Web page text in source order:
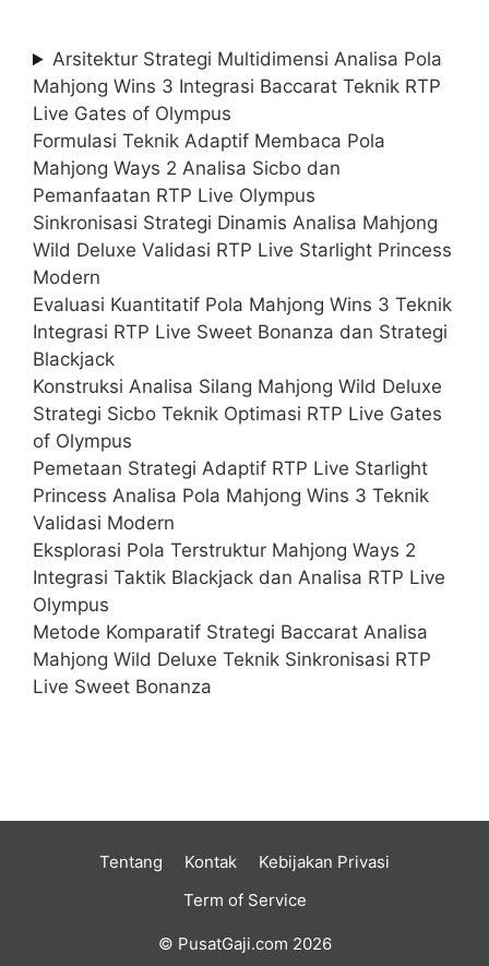
Arsitektur Strategi Multidimensi Analisa Pola
Mahjong Wins 3 Integrasi Baccarat Teknik RTP
Live Gates of Olympus
Formulasi Teknik Adaptif Membaca Pola
Mahjong Ways 2 Analisa Sicbo dan
Pemanfaatan RTP Live Olympus
Sinkronisasi Strategi Dinamis Analisa Mahjong
Wild Deluxe Validasi RTP Live Starlight Princess
Modern
Evaluasi Kuantitatif Pola Mahjong Wins 3 Teknik
Integrasi RTP Live Sweet Bonanza dan Strategi
Blackjack
Konstruksi Analisa Silang Mahjong Wild Deluxe
Strategi Sicbo Teknik Optimasi RTP Live Gates
of Olympus
Pemetaan Strategi Adaptif RTP Live Starlight
Princess Analisa Pola Mahjong Wins 3 Teknik
Validasi Modern
Eksplorasi Pola Terstruktur Mahjong Ways 2
Integrasi Taktik Blackjack dan Analisa RTP Live
Olympus
Metode Komparatif Strategi Baccarat Analisa
Mahjong Wild Deluxe Teknik Sinkronisasi RTP
Live Sweet Bonanza
Tentang Kontak
Kebijakan Privasi
Term of Service
© PusatGaji.com 2026